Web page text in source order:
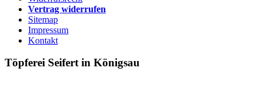
Vertrag widerrufen
Sitemap
Impressum
Kontakt
Töpferei Seifert in Königsau